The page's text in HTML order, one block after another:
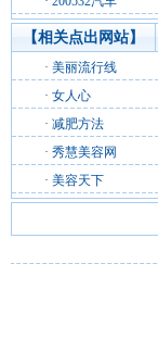
【相关点出网站】
· 美丽流行线
· 女人心
· 减肥方法
· 秀慧美容网
· 美容天下